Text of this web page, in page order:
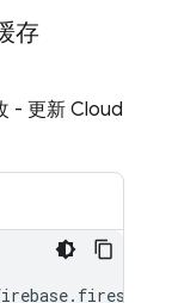
存
- 更新 Cloud
. firestore